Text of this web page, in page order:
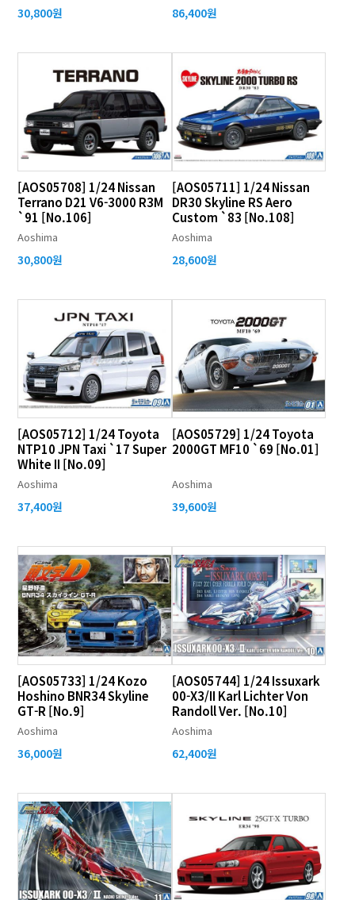
30,800원 86,400원
[AOS05708] 1/24 Nissan
Terrano D21 V6-3000 R3M
`91 [No.106]
Aoshima
30,800원
[AOS05711] 1/24 Nissan
DR30 Skyline RS Aero
Custom `83 [No.108]
Aoshima
28,600원
[AOS05712] 1/24 Toyota
NTP10 JPN Taxi `17 Super
White II [No.09]
Aoshima
37,400원
[AOS05729] 1/24 Toyota
2000GT MF10 `69 [No.01]
Aoshima
39,600원
[AOS05733] 1/24 Kozo
Hoshino BNR34 Skyline
GT-R [No.9]
Aoshima
36,000원
[AOS05744] 1/24 Issuxark
00-X3/II Karl Lichter Von
Randoll Ver. [No.10]
Aoshima
62,400원